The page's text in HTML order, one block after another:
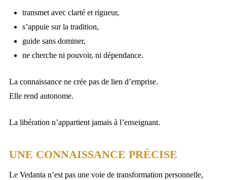
transmet avec clarté et rigueur,
s’appuie sur la tradition,
guide sans dominer,
ne cherche ni pouvoir, ni dépendance.
La connaissance ne crée pas de lien d’emprise.
Elle rend autonome.
La libération n’appartient jamais à l’enseignant.
UNE CONNAISSANCE PRÉCISE
Le Vedanta n’est pas une voie de transformation personnelle,